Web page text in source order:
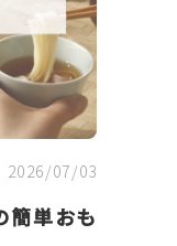
2026/07/03
簡単おも